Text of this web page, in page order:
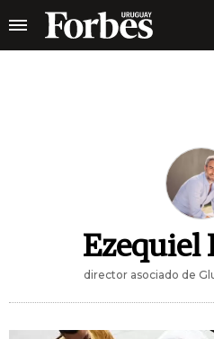
Ezequiel
director asociado de